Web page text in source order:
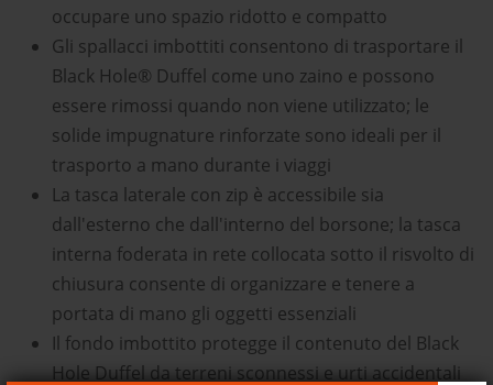
occupare uno spazio ridotto e compatto
Gli spallacci imbottiti consentono di trasportare il
Black Hole® Duffel come uno zaino e possono
essere rimossi quando non viene utilizzato; le
solide impugnature rinforzate sono ideali per il
trasporto a mano durante i viaggi
La tasca laterale con zip è accessibile sia
dall'esterno che dall'interno del borsone; la tasca
interna foderata in rete collocata sotto il risvolto di
chiusura consente di organizzare e tenere a
portata di mano gli oggetti essenziali
Il fondo imbottito protegge il contenuto del Black
Hole Duffel da terreni sconnessi e urti accidentali